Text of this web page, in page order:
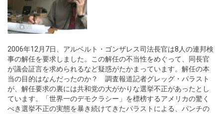
2006年12月7日、アルベルト・ゴンザレス司法長官は8人の連邦検
事の解任を要求しました。この解任の不当性をめぐって、同長官
が議会証言を求められるなど疑惑がたかまっています。解任の本
当の目的はなんだったのか？ 調査報道記者グレッグ・パラスト
が、解任要求の裏には共和党の大がかりな選挙不正があったとし
ています。「世界一のデモクラシー」を標榜するアメリカの驚く
べき選挙不正の実態を暴き続けてきたパラストによる、パンチの